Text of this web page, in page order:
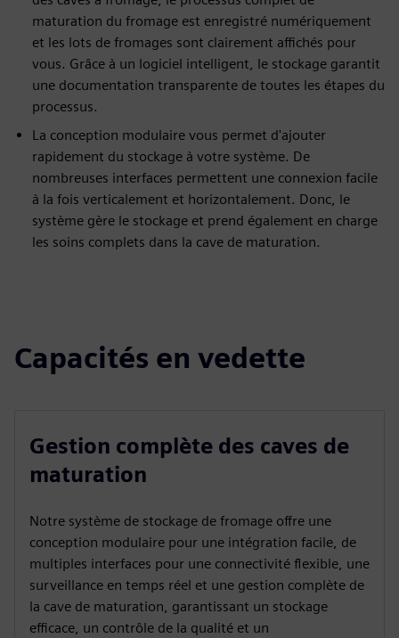
maturation du fromage est enregistré numériquement
et les lots de fromages sont clairement affichés pour
vous. Grâce à un logiciel intelligent, le stockage garantit
une documentation transparente de toutes les étapes du
processus.
La conception modulaire vous permet d'ajouter
rapidement du stockage à votre système. De
nombreuses interfaces permettent une connexion facile
à la fois verticalement et horizontalement. Donc, le
système gère le stockage et prend également en charge
les soins complets dans la cave de maturation.
Capacités en vedette
Gestion complète des caves de
maturation
Notre système de stockage de fromage offre une
conception modulaire pour une intégration facile, de
multiples interfaces pour une connectivité flexible, une
surveillance en temps réel et une gestion complète de
la cave de maturation, garantissant un stockage
efficace, un contrôle de la qualité et un